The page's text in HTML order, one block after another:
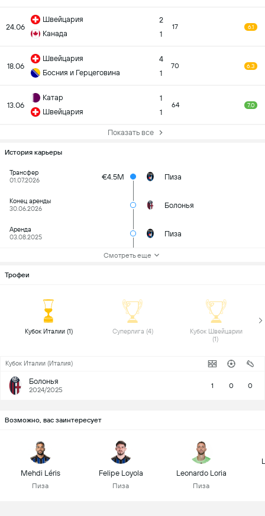
24.06
Швейцария
Канада
2
1
17 6.1
18.06
Швейцария
Босния и Герцеговина
4
1
70 6.3
13.06
Катар
Швейцария
1
1
64 7.0
Показать все
История карьеры
Трансфер
01.07.2026
€4.5M Пиза
Конец аренды
30.06.2026
Болонья
Аренда
03.08.2025
Пиза
Смотреть еще
Трофеи
Кубок Италии (1) Суперлига (4)
Кубок Швейцарии
Кубок Италии (Италия)
Болонья
2024/2025 1 0 0
Возможно, вас заинтересует
Mehdi Léris
Пиза
Felipe Loyola
Пиза
Leonardo Loria
Пиза